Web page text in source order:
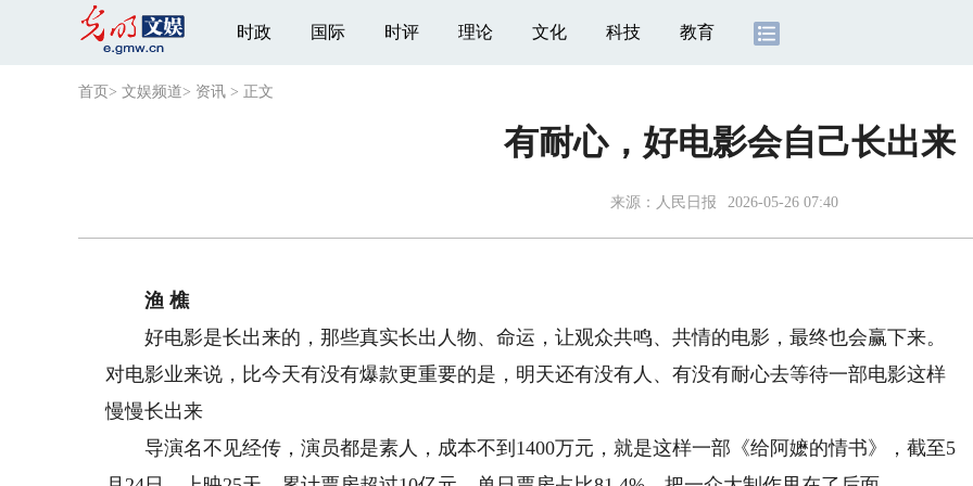
时政 国际 时评 理论 文化 科技 教育
首页 > 文娱频道> 资讯 > 正文
有耐心，好电影会自己长出来
来源： 人民日报 2026-05-26 07:40
渔 樵
好电影是长出来的，那些真实长出人物、命运，让观众共鸣、共情的电影，最终也会赢下来。
对电影业来说，比今天有没有爆款更重要的是，明天还有没有人、有没有耐心去等待一部电影这样
慢慢长出来
导演名不见经传，演员都是素人，成本不到1400万元，就是这样一部《给阿嬷的情书》，截至5